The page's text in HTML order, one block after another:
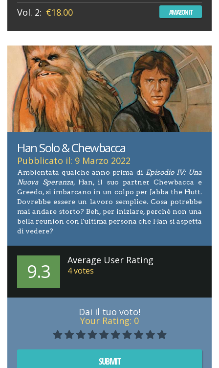
Vol. 2: €18.00 AMAZON IT
Han Solo & Chewbacca
Pubblicato il: 9 Marzo 2022
Ambientata qualche anno prima di Episodio IV: Una
Nuova Speranza, Han, il suo partner Chewbacca e
Greedo, si imbarcano in un colpo per Jabba the Hutt.
Dovrebbe essere un lavoro semplice. Cosa potrebbe
mai andare storto? Beh, per iniziare, perché non una
bella reunion con l'ultima persona che Han si aspetta
di vedere?
9.3 Average User Rating
4votes
Dai il tuo voto!
Your Rating: 0
SUBMIT